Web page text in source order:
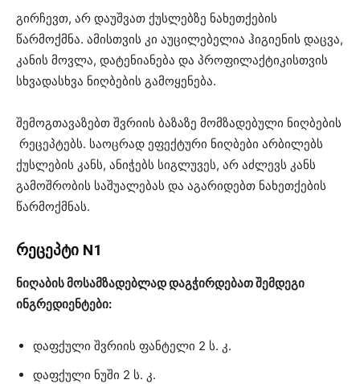
გირჩევთ, არ დაუშვათ ქუსლებზე ნახეთქების
წარმოქმნა. ამისთვის კი აუცილებელია ჰიგიენის დაცვა,
კანის მოვლა, დატენიანება და პროფილაქტიკისთვის
სხვადასხვა ნიღბების გამოყენება.
შემოგთავაზებთ შვრიის ბაზაზე მომზადებული ნიღბების
რეცეპტებს. საოცრად ეფექტური ნიღბები არბილებს
ქუსლების კანს, ანიჭებს სიგლუვეს, არ აძლევს კანს
გამოშრობის საშუალებას და აგარიდებთ ნახეთქების
წარმოქმნას.
რეცეპტი N1
ნიღაბის მოსამზადებლად დაგჭირდებათ შემდეგი
ინგრედიენტები:
დაფქული შვრიის ფანტელი 2 ს. კ.
დაფქული ნუში 2 ს. კ.